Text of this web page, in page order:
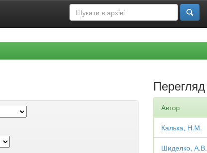
Перегляд
Автор
Калька, Н.М.
Шиделко, А.В.